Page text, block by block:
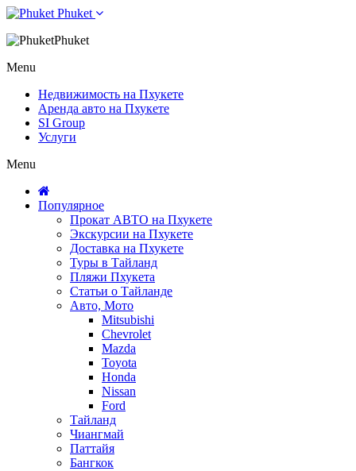
Phuket
Phuket
Menu
Недвижимость на Пхукете
Аренда авто на Пхукете
SI Group
Услуги
Menu
Популярное
Прокат АВТО на Пхукете
Экскурсии на Пхукете
Доставка на Пхукете
Туры в Тайланд
Пляжи Пхукета
Статьи о Тайланде
Авто, Мото
Mitsubishi
Chevrolet
Mazda
Toyota
Honda
Nissan
Ford
Тайланд
Чиангмай
Паттайя
Бангкок